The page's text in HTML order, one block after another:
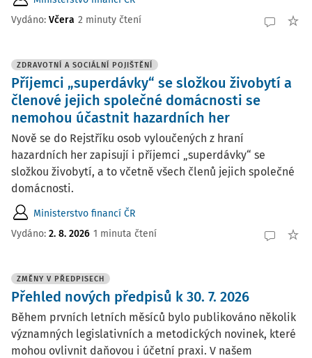
Vydáno: Včera 2 minuty čtení
ZDRAVOTNÍ A SOCIÁLNÍ POJIŠTĚNÍ
Příjemci „superdávky“ se složkou živobytí a
členové jejich společné domácnosti se
nemohou účastnit hazardních her
Nově se do Rejstříku osob vyloučených z hraní
hazardních her zapisují i příjemci „superdávky“ se
složkou živobytí, a to včetně všech členů jejich společné
domácnosti.
Ministerstvo financí ČR
Vydáno: 2. 8. 2026 1 minuta čtení
ZMĚNY V PŘEDPISECH
Přehled nových předpisů k 30. 7. 2026
Během prvních letních měsíců bylo publikováno několik
významných legislativních a metodických novinek, které
mohou ovlivnit daňovou i účetní praxi. V našem